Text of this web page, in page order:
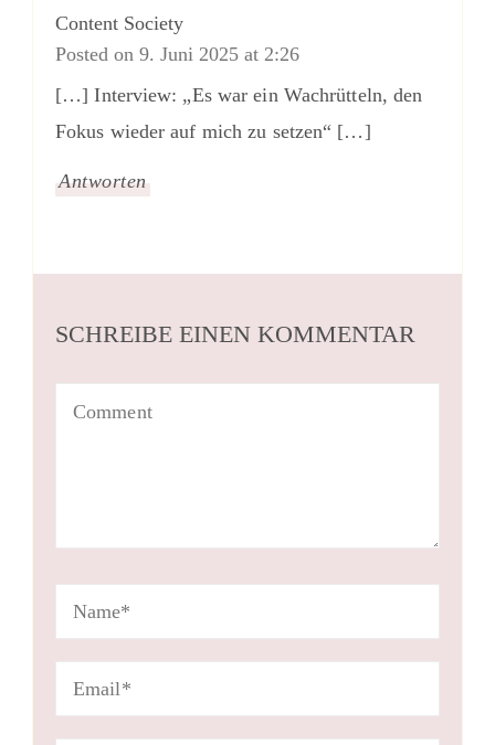
Content Society
Posted on 9. Juni 2025 at 2:26
[…] Interview: „Es war ein Wachrütteln, den
Fokus wieder auf mich zu setzen“ […]
Antworten
SCHREIBE EINEN KOMMENTAR